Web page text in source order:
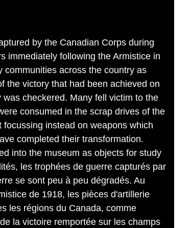
by the Canadian Corps during
immediately following the Armistice in
communities across the country as
the victory that had been achieved on
checkered. Many fell victim to the
consumed in the scrap drives of the
instead on weapons which
completed their transformation.
into the museum as objects for study
les trophées de guerre capturés par
se sont peu à peu dégradés. Au
de 1918, les pièces d'artillerie
les régions du Canada, comme
la victoire remportée sur les champs